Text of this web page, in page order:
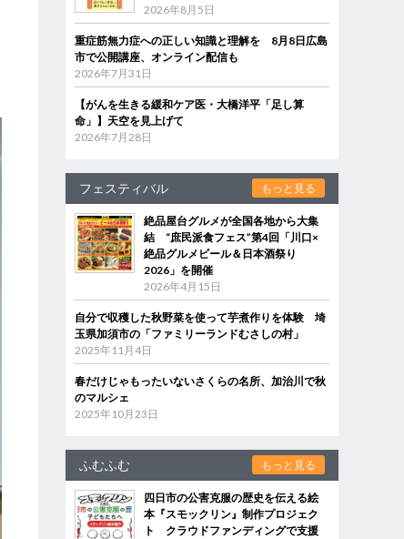
2026年8月5日
重症筋無力症への正しい知識と理解を 8月8日広島
市で公開講座、オンライン配信も
2026年7月31日
【がんを生きる緩和ケア医・大橋洋平「足し算
命」】天空を見上げて
2026年7月28日
フェスティバル もっと見る
絶品屋台グルメが全国各地から大集
結 “庶民派食フェス”第4回「川口×
絶品グルメビール＆日本酒祭り
2026」を開催
2026年4月15日
自分で収穫した秋野菜を使って芋煮作りを体験 埼
玉県加須市の「ファミリーランドむさしの村」
2025年11月4日
春だけじゃもったいないさくらの名所、加治川で秋
のマルシェ
2025年10月23日
ふむふむ もっと見る
四日市の公害克服の歴史を伝える絵
本『スモックリン』制作プロジェク
ト クラウドファンディングで支援